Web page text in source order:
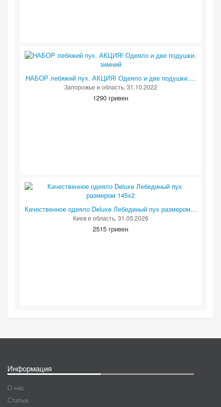
НАБОР лебяжий пух. АКЦИЯ! Одеяло и две подушки....
Запорожье и область, 31.10.2022
1290 гривен
Качественное одеяло Deluxe Лебединый пух размером...
Киев и область, 31.05.2026
2515 гривен
Информация
О нас
Статьи